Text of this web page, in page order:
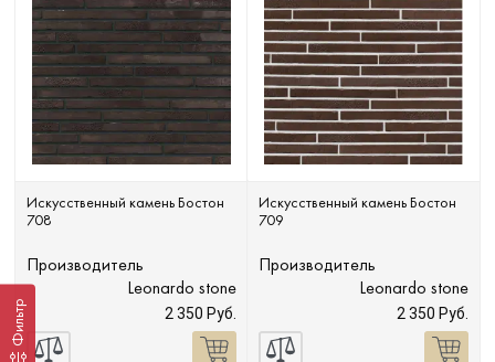
Фильтр
Искусственный камень Бостон
708
Производитель
Leonardo stone
2 350 Руб.
Искусственный камень Бостон
709
Производитель
Leonardo stone
2 350 Руб.